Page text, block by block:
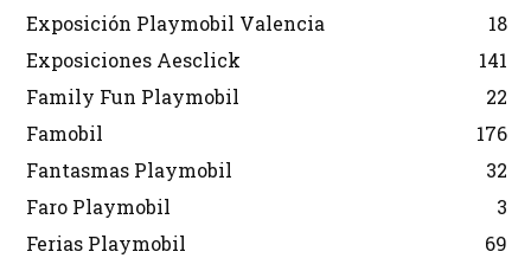
Exposición Playmobil Valencia
18
Exposiciones Aesclick
141
Family Fun Playmobil
22
Famobil
176
Fantasmas Playmobil
32
Faro Playmobil
3
Ferias Playmobil
69